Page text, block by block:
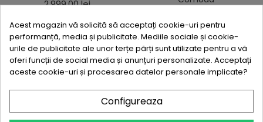
2.999,00 leiPret
ADAUGA IN COS
ADAUGA IN COS
Acest magazin vă solicită să acceptați cookie-uri pentru
performanță, media și publicitate. Mediile sociale și cookie-
urile de publicitate ale unor terțe părți sunt utilizate pentru a vă
oferi funcții de social media și anunțuri personalizate. Acceptați
aceste cookie-uri și procesarea datelor personale implicate?
Configureaza